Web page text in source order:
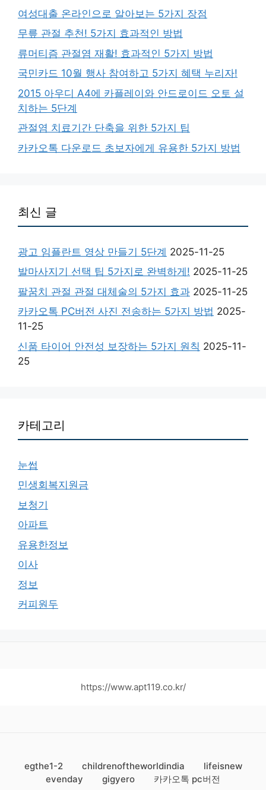
여성대출 온라인으로 알아보는 5가지 장점
무릎 관절 추천! 5가지 효과적인 방법
류머티즘 관절염 재활! 효과적인 5가지 방법
국민카드 10월 행사 참여하고 5가지 혜택 누리자!
2015 아우디 A4에 카플레이와 안드로이드 오토 설
치하는 5단계
관절염 치료기간 단축을 위한 5가지 팁
카카오톡 다운로드 초보자에게 유용한 5가지 방법
최신 글
광고 임플란트 영상 만들기 5단계 2025-11-25
발마사지기 선택 팁 5가지로 완벽하게! 2025-11-25
팔꿈치 관절 관절 대체술의 5가지 효과 2025-11-25
카카오톡 PC버전 사진 전송하는 5가지 방법 2025-
11-25
신품 타이어 안전성 보장하는 5가지 원칙 2025-11-
25
카테고리
눈썹
민생회복지원금
보청기
아파트
유용한정보
이사
정보
커피원두
https://www.apt119.co.kr/
egthe1-2 childrenoftheworldindia
lifeisnew
evenday
gigyero 카카오톡 pc버전